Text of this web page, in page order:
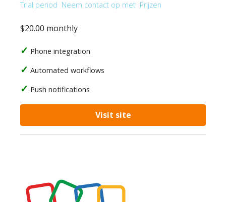
Trial period Neem contact op met Prijzen
$20.00 monthly
Phone integration
Automated workflows
Push notifications
Visit site